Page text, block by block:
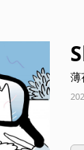
薄